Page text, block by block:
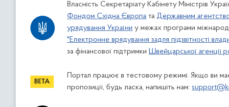
Власність Секретаріату Кабінету Міністрів
Фондом Східна Європа та Державним
урядування України у межах програми
"Електронне врядування задля підзвітності
за фінансової підтримки Швейцарської агенції
Портал працює в тестовому режимі. Якщо ви
пропозиції, будь ласка, напишіть нам: